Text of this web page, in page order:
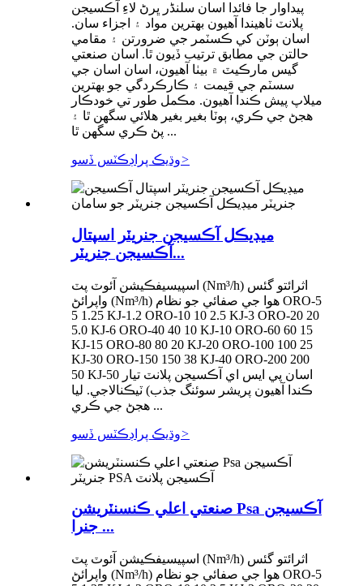
پيداوار جا فائدا اسان سلنڈر ڀرڻ لاءِ آڪسيجن
پلانٽ ٺاهيندا آهيون بهترين مواد ۽ اجزاء سان.
اسان ٻوٽن کي ڪسٽمر جي ضرورتن ۽ مقامي
حالتن جي مطابق ترتيب ڏيون ٿا. اسان صنعتي
گيس مارڪيٽ ۾ بيٺا آهيون، اسان اسان جي
سسٽم جي قيمت ۽ ڪارڪردگي جو بهترين
ميلاپ پيش ڪندا آهيون. مڪمل طور تي خودڪار
هجڻ جي ڪري، ٻوٽا بغير بغير هلائي سگهن ٿا ۽
پڻ ڪري سگهن ٿا ...
وڌيڪ پراڊڪٽس ڏسو>
ميڊيڪل آڪسيجن جنريٽر اسپتال
آڪسيجن جنريٽر...
اسپيسيفڪيشن آئوٽ پٽ (Nm³/h) اثرائتو گئس
واپرائڻ (Nm³/h) هوا جي صفائي جو نظام ORO-5
5 1.25 KJ-1.2 ORO-10 10 2.5 KJ-3 ORO-20 20
5.0 KJ-6 ORO-40 40 10 KJ-10 ORO-60 60 15
KJ-15 ORO-80 80 20 KJ-20 ORO-100 100 25
KJ-30 ORO-150 150 38 KJ-40 ORO-200 200
50 KJ-50 اسان پي ايس اي آڪسيجن پلانٽ تيار
ڪندا آهيون پريشر سوئنگ جذب) ٽيڪنالاجي. ليا
هجڻ جي ڪري ...
وڌيڪ پراڊڪٽس ڏسو>
صنعتي اعلي ڪنسنٽريشن Psa آڪسيجن
جنرا ...
اسپيسيفڪيشن آئوٽ پٽ (Nm³/h) اثرائتو گئس
واپرائڻ (Nm³/h) هوا جي صفائي جو نظام ORO-5